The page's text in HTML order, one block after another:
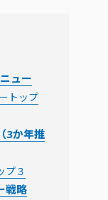
ュー
トップ
3か年推
プ３
戦略